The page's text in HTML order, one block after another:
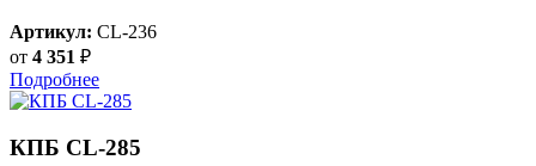
Артикул: CL-236
от 4 351 ₽
Подробнее
КПБ CL-285